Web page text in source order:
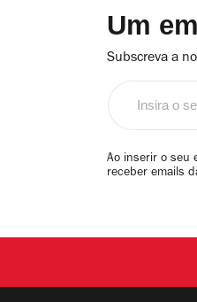
Um
Subscreva a
email
Ao inserir o seu
receber emails